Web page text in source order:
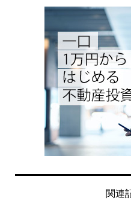
関連